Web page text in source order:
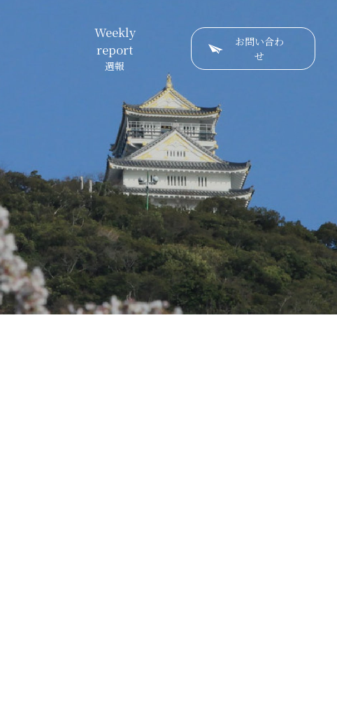
Weekly
report
週報
お問い合わ
せ